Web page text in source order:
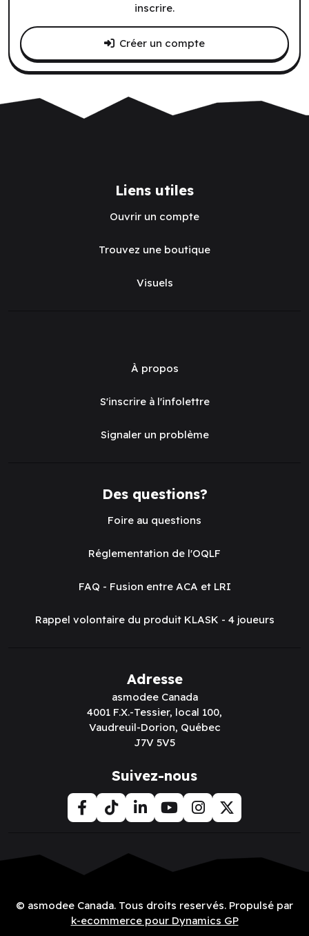
inscrire.
Créer un compte
Liens utiles
Ouvrir un compte
Trouvez une boutique
Visuels
À propos
S'inscrire à l'infolettre
Signaler un problème
Des questions?
Foire au questions
Réglementation de l'OQLF
FAQ - Fusion entre ACA et LRI
Rappel volontaire du produit KLASK - 4 joueurs
Adresse
asmodee Canada
4001 F.X.-Tessier, local 100,
Vaudreuil-Dorion, Québec
J7V 5V5
Suivez-nous
© asmodee Canada. Tous droits reservés. Propulsé par
k-ecommerce pour Dynamics GP